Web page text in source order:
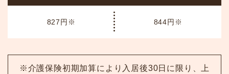
827円※ 844円※
※介護保険初期加算により入居後30日に限り、上